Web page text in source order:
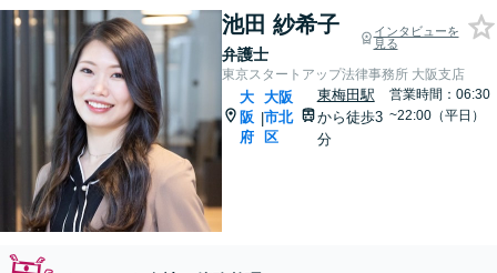
池田 紗希子
弁護士
インタビューを
見る
東京スタートアップ法律事務所 大阪支店
大
阪
府
|
大阪
市北
区
東梅田駅
から徒歩3
分
営業時間：06:30
~22:00（平日）